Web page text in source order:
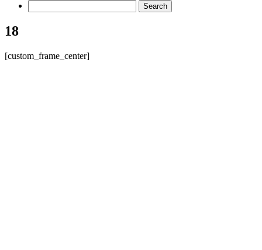
18
[custom_frame_center]